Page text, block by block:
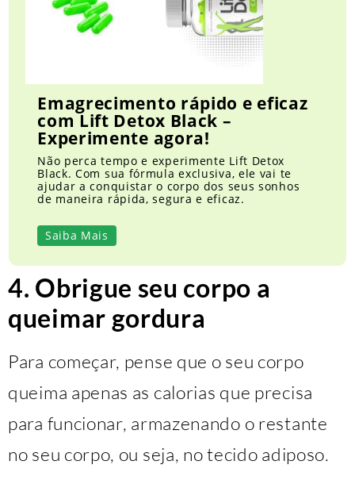
Emagrecimento rápido e eficaz
com Lift Detox Black –
Experimente agora!
Não perca tempo e experimente Lift Detox
Black. Com sua fórmula exclusiva, ele vai te
ajudar a conquistar o corpo dos seus sonhos
de maneira rápida, segura e eficaz.
Saiba Mais
4. Obrigue seu corpo a
queimar gordura
Para começar, pense que o seu corpo
queima apenas as calorias que precisa
para funcionar, armazenando o restante
no seu corpo, ou seja, no tecido adiposo.